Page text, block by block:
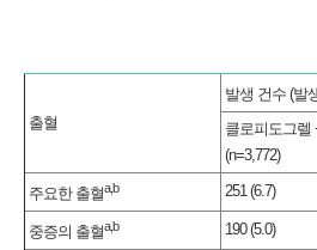
출혈
발생 건수 (발
클로피도그렐
(n=3,772)
주요한 출혈a,b 251 (6.7)
중증의 출혈a,b 190 (5.0)